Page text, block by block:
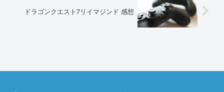
ドラゴンクエスト7リイマジンド 感想